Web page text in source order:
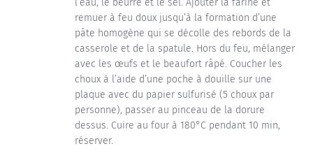
l’eau, le beurre et le sel. Ajouter la farine et
remuer à feu doux jusqu’à la formation d’une
pâte homogène qui se décolle des rebords de la
casserole et de la spatule. Hors du feu, mélanger
avec les œufs et le beaufort râpé. Coucher les
choux à l’aide d’une poche à douille sur une
plaque avec du papier sulfurisé (5 choux par
personne), passer au pinceau de la dorure
dessus. Cuire au four à 180°C pendant 10 min,
réserver.